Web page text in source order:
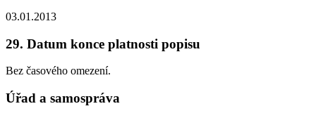
03.01.2013
29. Datum konce platnosti popisu
Bez časového omezení.
Úřad a samospráva